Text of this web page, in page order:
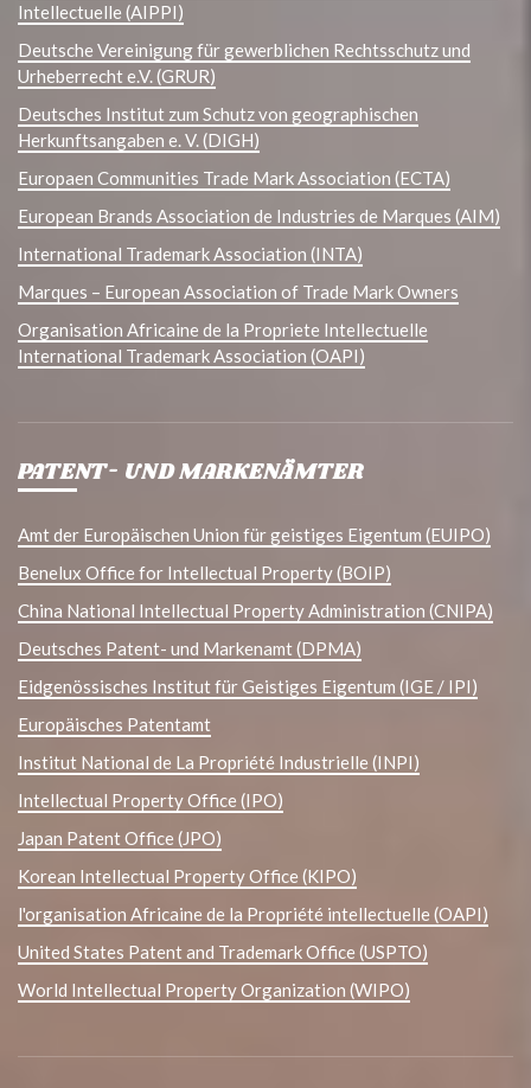
Intellectuelle (AIPPI)
Deutsche Vereinigung für gewerblichen Rechtsschutz und
Urheberrecht e.V. (GRUR)
Deutsches Institut zum Schutz von geographischen
Herkunftsangaben e. V. (DIGH)
Europaen Communities Trade Mark Association (ECTA)
European Brands Association de Industries de Marques (AIM)
International Trademark Association (INTA)
Marques – European Association of Trade Mark Owners
Organisation Africaine de la Propriete Intellectuelle
International Trademark Association (OAPI)
PATENT- UND MARKENÄMTER
Amt der Europäischen Union für geistiges Eigentum (EUIPO)
Benelux Office for Intellectual Property (BOIP)
China National Intellectual Property Administration (CNIPA)
Deutsches Patent- und Markenamt (DPMA)
Eidgenössisches Institut für Geistiges Eigentum (IGE / IPI)
Europäisches Patentamt
Institut National de La Propriété Industrielle (INPI)
Intellectual Property Office (IPO)
Japan Patent Office (JPO)
Korean Intellectual Property Office (KIPO)
l'organisation Africaine de la Propriété intellectuelle (OAPI)
United States Patent and Trademark Office (USPTO)
World Intellectual Property Organization (WIPO)